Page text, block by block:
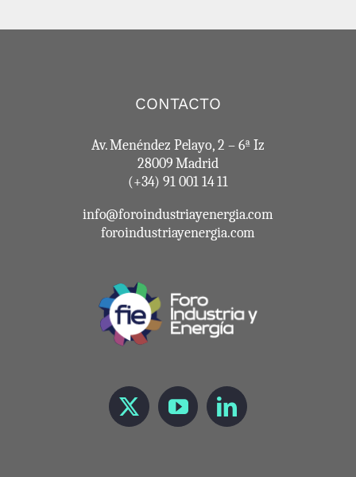
CONTACTO
Av. Menéndez Pelayo, 2 – 6ª Iz
28009 Madrid
(+34) 91 001 14 11
info@foroindustriayenergia.com
foroindustriayenergia.com